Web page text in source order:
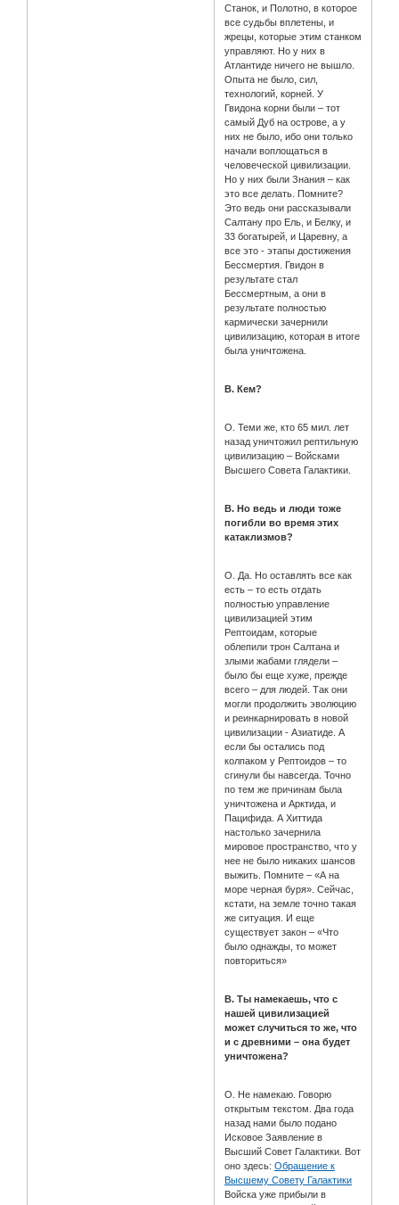
Станок, и Полотно, в которое
все судьбы вплетены, и
жрецы, которые этим станком
управляют. Но у них в
Атлантиде ничего не вышло.
Опыта не было, сил,
технологий, корней. У
Гвидона корни были – тот
самый Дуб на острове, а у
них не было, ибо они только
начали воплощаться в
человеческой цивилизации.
Но у них были Знания – как
это все делать. Помните?
Это ведь они рассказывали
Салтану про Ель, и Белку, и
33 богатырей, и Царевну, а
все это - этапы достижения
Бессмертия. Гвидон в
результате стал
Бессмертным, а они в
результате полностью
кармически зачернили
цивилизацию, которая в итоге
была уничтожена.
В. Кем?
О. Теми же, кто 65 мил. лет
назад уничтожил рептильную
цивилизацию – Войсками
Высшего Совета Галактики.
В. Но ведь и люди тоже
погибли во время этих
катаклизмов?
О. Да. Но оставлять все как
есть – то есть отдать
полностью управление
цивилизацией этим
Рептоидам, которые
облепили трон Салтана и
злыми жабами глядели –
было бы еще хуже, прежде
всего – для людей. Так они
могли продолжить эволюцию
и реинкарнировать в новой
цивилизации - Азиатиде. А
если бы остались под
колпаком у Рептоидов – то
сгинули бы навсегда. Точно
по тем же причинам была
уничтожена и Арктида, и
Пацифида. А Хиттида
настолько зачернила
мировое пространство, что у
нее не было никаких шансов
выжить. Помните – «А на
море черная буря». Сейчас,
кстати, на земле точно такая
же ситуация. И еще
существует закон – «Что
было однажды, то может
повториться»
В. Ты намекаешь, что с
нашей цивилизацией
может случиться то же, что
и с древними – она будет
уничтожена?
О. Не намекаю. Говорю
открытым текстом. Два года
назад нами было подано
Исковое Заявление в
Высший Совет Галактики. Вот
оно здесь:Обращение к
Высшему Совету Галактики
Войска уже прибыли в